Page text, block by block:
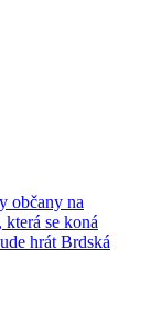
občany na
se koná
hrát Brdská